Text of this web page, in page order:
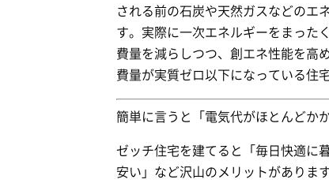
される前の石炭や天然ガスなどのエ
す。実際に一次エネルギーをまった
費量を減らしつつ、創エネ性能を高
費量が実質ゼロ以下になっている住
簡単に言うと「電気代がほとんどか
ゼッチ住宅を建てると「毎日快適に
安い」など沢山のメリットがあります